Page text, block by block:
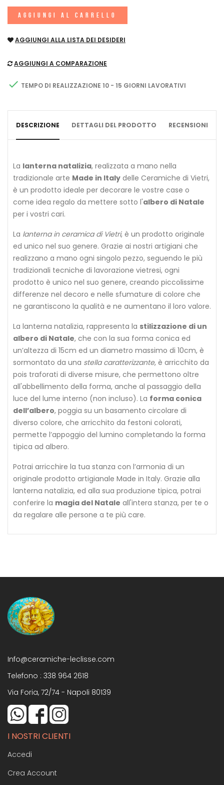
AGGIUNGI AL CARRELLO
AGGIUNGI ALLA LISTA DEI DESIDERI
AGGIUNGI A COMPARAZIONE
 TEMPO DI REALIZZAZIONE 10 - 15 GIORNI LAVORATIVI
DESCRIZIONE DETTAGLI DEL PRODOTTO RECENSIONI
La lanterna natalizia, realizzata a mano nella
tradizionale arte Made in Italy delle Ceramiche di Vietri,
è un prodotto ideale per decorare le vostre case o
come idea regalo da mettere sotto l'albero di Natale
per i vostri cari.
La lanterna in ceramica di Vietri, è un prodotto originale
ed unico nel suo genere. Grazie ai nostri artigiani che
realizzano a mano ogni singolo pezzo, seguendo le più
tradizionali tecniche di lavorazione vietresi, ogni
prodotto è unico nel suo genere, creando piccolissime
differenze nel decoro e nelle sfumature di colore che
ne garantiscono la qualità e ne aumentano il loro valore.
La lanterna natalizia, rappresenta la stilizzazione di un
albero di Natale, che con la sua forma conica ed
un’altezza di 15cm ed un diametro massimo di 10cm, è
sormontato da una stella caratterizzante, è arricchito da
pois traforati di diverse misure, che permettono oltre
all'abbellimento della forma, anche al passaggio della
luce del lume interno (non incluso). La forma conica
dell’albero, poggia su un basamento circolare di
diverso colore, che arricchito da festoni colorati,
permette l’appoggio del lumino completando la forma
tipica ad albero.
Potrai arricchire la tua stanza con l’armonia di un
originale prodotto artigianale Made in Italy. Grazie alla
lanterna natalizia, ed alla sua produzione tipica, potrai
conferire la magia del Natale all'intera stanza, per te o
da regalare alle persone a te più care.
Info@ceramiche-leclisse.com
Telefono : 338 964 2618
Via Foria, 72/74 - Napoli 80139
I NOSTRI CLIENTI
Accedi
Crea Account